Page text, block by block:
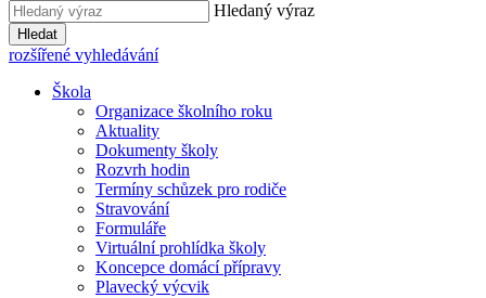
Hledaný výraz
Hledat
rozšířené vyhledávání
Škola
Organizace školního roku
Aktuality
Dokumenty školy
Rozvrh hodin
Termíny schůzek pro rodiče
Stravování
Formuláře
Virtuální prohlídka školy
Koncepce domácí přípravy
Plavecký výcvik